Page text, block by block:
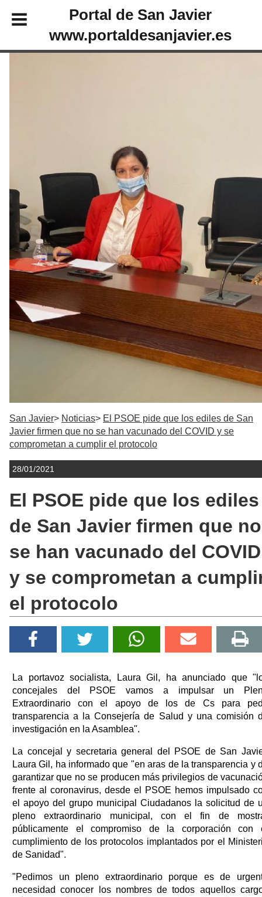
Portal de San Javier
www.portaldesanjavier.es
San Javier Noticias
El PSOE pide que los ediles de San
Javier firmen que no se han vacunado del COVID y se
comprometan a cumplir el protocolo
28/01/2021
El PSOE pide que los ediles
de San Javier firmen que no
se han vacunado del COVID
y se comprometan a
el protocolo
La portavoz socialista, Laura Gil, ha anunciado que
concejales del PSOE vamos a impulsar un
Extraordinario con el apoyo de los de Cs para
transparencia a la Consejería de Salud y una comisión
investigación en la Asamblea".
La concejal y secretaria general del PSOE de San
Laura Gil, ha informado que "en aras de la transparencia y
garantizar que no se producen más privilegios de
frente al coronavirus, desde el PSOE hemos impulsado
el apoyo del grupo municipal Ciudadanos la solicitud de
pleno extraordinario municipal, con el fin de
públicamente el compromiso de la corporación con
cumplimiento de los protocolos implantados por el
de Sanidad".
"Pedimos un pleno extraordinario porque es de
necesidad conocer los nombres de todos aquellos